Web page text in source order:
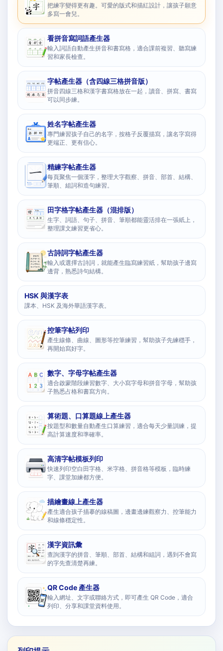
把練字變得更有趣。可愛的版式和描紅設計，讓孩子願意
多寫一會兒。
看拼音寫詞語產生器
輸入詞語自動產生拼音和書寫格，適合課前複習、聽寫練
習和家長檢查。
字帖產生器（含四線三格拼音版）
拼音四線三格和漢字書寫格放在一起，讀音、拼寫、書寫
可以同步練。
姓名字帖產生器
專門練習孩子自己的名字，按格子反覆描寫，讓名字寫得
更端正、更有信心。
精練字帖產生器
每頁聚焦一個漢字，整理大字觀察、拼音、部首、結構、
筆順、組詞和造句練習。
田字格字帖產生器（混排版）
生字、詞語、句子、拼音、筆順都能靈活排在一張紙上，
整理課文練習更省心。
古詩詞字帖產生器
輸入或選擇古詩詞，就能產生臨寫練習紙，幫助孩子邊寫
邊背，熟悉詩句結構。
HSK 與漢字表
課本、HSK 及海外華語漢字表。
控筆字帖列印
產生線條、曲線、圖形等控筆練習，幫助孩子先練穩手，
再開始寫好字。
數字、字母字帖產生器
適合啟蒙階段練習數字、大小寫字母和拼音字母，幫助孩
子熟悉占格和書寫方向。
算術題、口算題線上產生器
按題型和數量自動產生口算練習，適合每天少量訓練，提
高計算速度和準確率。
高清字帖模板列印
快速列印空白田字格、米字格、拼音格等模板，臨時練
字、課堂加練都方便。
描繪畫線上產生器
產生適合孩子描摹的線稿圖，邊畫邊練觀察力、控筆能力
和線條穩定性。
漢字資訊彙
查詢漢字的拼音、筆順、部首、結構和組詞，遇到不會寫
的字先查清楚再練。
QR Code 產生器
輸入網址、文字或聯絡方式，即可產生 QR Code，適合
列印、分享和課堂資料使用。